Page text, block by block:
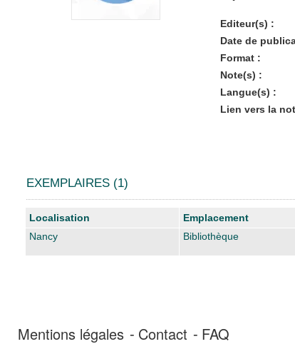
Editeur(s) :
Date de
Format :
Note(s) :
Langue(s) :
Lien vers la
EXEMPLAIRES (1)
Liste des exemplaires
Localisation Emplacement
Nancy
Bibliothèque
Mentions légales Contact FAQ